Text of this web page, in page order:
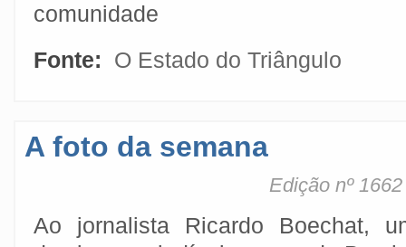
comunidade
Fonte:
O Estado do Triângulo
A foto da semana
Edição nº
Ao jornalista Ricardo Boechat,